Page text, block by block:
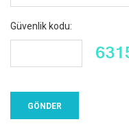
Güvenlik kodu: